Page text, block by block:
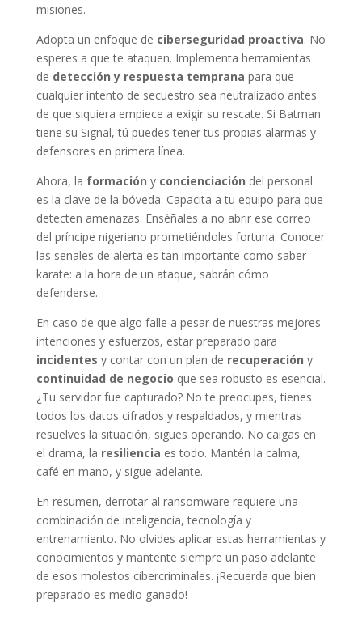
misiones.
Adopta un enfoque de ciberseguridad proactiva. No
esperes a que te ataquen. Implementa herramientas
de detección y respuesta temprana para que
cualquier intento de secuestro sea neutralizado antes
de que siquiera empiece a exigir su rescate. Si Batman
tiene su Signal, tú puedes tener tus propias alarmas y
defensores en primera línea.
Ahora, la formación y concienciación del personal
es la clave de la bóveda. Capacita a tu equipo para que
detecten amenazas. Enséñales a no abrir ese correo
del príncipe nigeriano prometiéndoles fortuna. Conocer
las señales de alerta es tan importante como saber
karate: a la hora de un ataque, sabrán cómo
defenderse.
En caso de que algo falle a pesar de nuestras mejores
intenciones y esfuerzos, estar preparado para
incidentes y contar con un plan de recuperación y
continuidad de negocio que sea robusto es esencial.
¿Tu servidor fue capturado? No te preocupes, tienes
todos los datos cifrados y respaldados, y mientras
resuelves la situación, sigues operando. No caigas en
el drama, la resiliencia es todo. Mantén la calma,
café en mano, y sigue adelante.
En resumen, derrotar al ransomware requiere una
combinación de inteligencia, tecnología y
entrenamiento. No olvides aplicar estas herramientas y
conocimientos y mantente siempre un paso adelante
de esos molestos cibercriminales. ¡Recuerda que bien
preparado es medio ganado!